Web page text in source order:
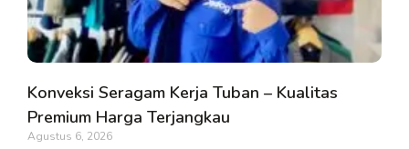
Konveksi Seragam Kerja Tuban – Kualitas
Premium Harga Terjangkau
Agustus 6, 2026